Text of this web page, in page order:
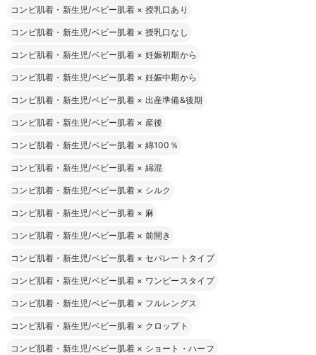
コンビ肌着・新生児/ベビー肌着 × 授乳口あり
コンビ肌着・新生児/ベビー肌着 × 授乳口なし
コンビ肌着・新生児/ベビー肌着 × 妊娠初期から
コンビ肌着・新生児/ベビー肌着 × 妊娠中期から
コンビ肌着・新生児/ベビー肌着 × 出産準備&後期
コンビ肌着・新生児/ベビー肌着 × 産後
コンビ肌着・新生児/ベビー肌着 × 綿100％
コンビ肌着・新生児/ベビー肌着 × 綿混
コンビ肌着・新生児/ベビー肌着 × シルク
コンビ肌着・新生児/ベビー肌着 × 麻
コンビ肌着・新生児/ベビー肌着 × 前開き
コンビ肌着・新生児/ベビー肌着 × セパレートタイプ
コンビ肌着・新生児/ベビー肌着 × ワンピースタイプ
コンビ肌着・新生児/ベビー肌着 × フルレングス
コンビ肌着・新生児/ベビー肌着 × クロップト
コンビ肌着・新生児/ベビー肌着 × ショート・ハーフ
お気に入り商品を確認する